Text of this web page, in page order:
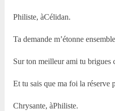
Philiste, àCélidan.
Ta demande m’étonne
Sur ton meilleur ami tu brigues
Et tu sais que ma foi la réserve
Chrysante, àPhiliste.